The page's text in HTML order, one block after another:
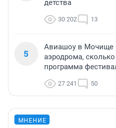
детства
30 202 13
5
Авиашоу в Мочище
аэродрома,
программа
27 241 50
МНЕНИЕ